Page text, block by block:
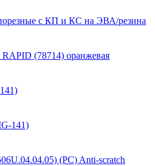
с КП и КС на ЭВА/резина
(78714) оранжевая
141)
(РС) Anti-scratch